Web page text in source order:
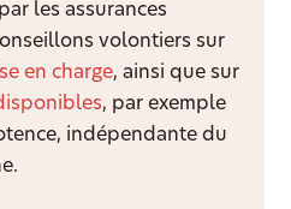
les assurances
volontiers sur
en charge, ainsi que sur
, par exemple
indépendante du